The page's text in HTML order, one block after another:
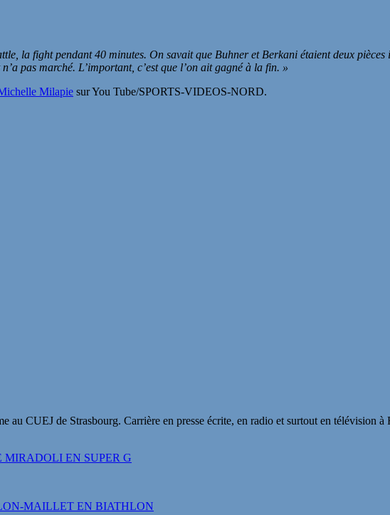
la fight pendant 40 minutes. On savait que Buhner et Berkani étaient deux
pas marché. L’important, c’est que l’on ait gagné à la fin. »
Milapie sur You Tube/SPORTS-VIDEOS-NORD.
au CUEJ de Strasbourg. Carrière en presse écrite, en radio et surtout en télévision à
MIRADOLI EN SUPER G
MAILLET EN BIATHLON